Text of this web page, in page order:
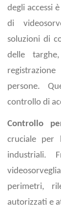
degli accessi
di
soluzioni di
delle
persone.
controllo di
Controllo
cruciale per
industriali.
perimetri,
autorizzati e